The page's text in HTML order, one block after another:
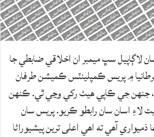
لاڳاپيل سڀ ميمبر ان اخلاقي ضابطي جا
۾ پريس ڪمپلينٽس ڪميشن طرفان
جنهن جي ڪاپي هيٺ رکي وڃي ٿي. ڪنهن
اسان سان رابطو ڪريو. پريس سان
آهي ته اهي اعلى ترين پيشيوراڻا